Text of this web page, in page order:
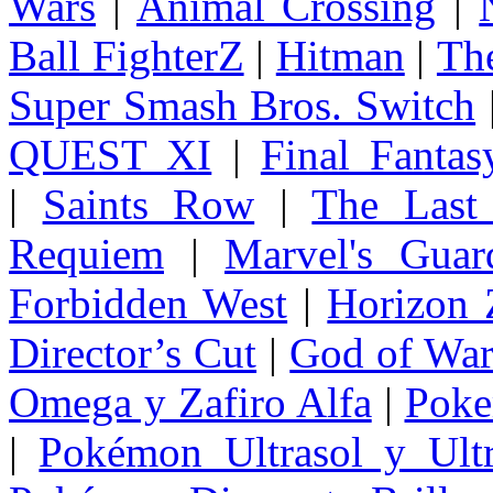
Ball FighterZ | Hitman |
Super Smash Bros. Switch
QUEST XI | Final
| Saints Row |The
Requiem | Marvel's
Forbidden West | Horizon
Director’s Cut | God of
Omega y Zafiro Alfa |
| Pokémon Ultrasol y